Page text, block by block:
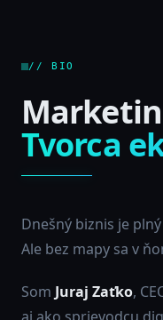
// BIO
Tvorca
Dnešný biznis je
Ale bez mapy sa v
Som Juraj Zaťko,